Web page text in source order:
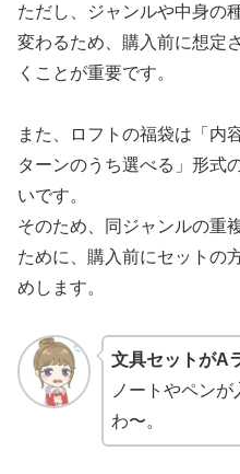
ただし、ジャンルや中身の
変わるため、購入前に想定
くことが重要です。
また、ロフトの福袋は「内
ターンのうち選べる」形式
いです。
そのため、同ジャンルの重
ために、購入前にセットの
めします。
文具セットがA
ノートやペン
わ〜。